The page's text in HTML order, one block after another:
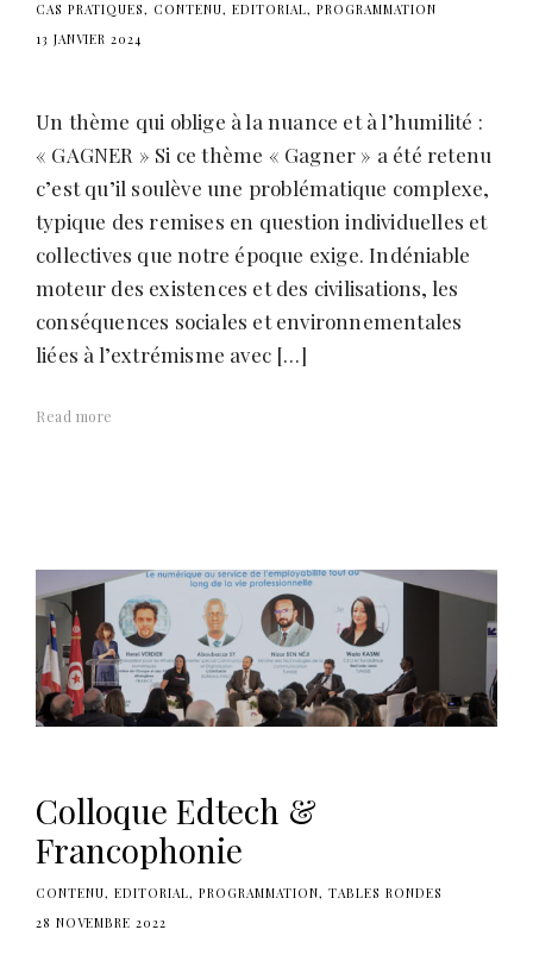
CAS PRATIQUES CONTENU EDITORIAL
PROGRAMMATION
13 JANVIER 2024
Un thème qui oblige à la nuance et à l’humilité :
« GAGNER » Si ce thème « Gagner » a été retenu
c’est qu’il soulève une problématique complexe,
typique des remises en question individuelles et
collectives que notre époque exige. Indéniable
moteur des existences et des civilisations, les
conséquences sociales et environnementales
liées à l’extrémisme avec […]
Read more
Colloque Edtech &
Francophonie
CONTENU EDITORIAL PROGRAMMATION
TABLES RONDES
28 NOVEMBRE 2022